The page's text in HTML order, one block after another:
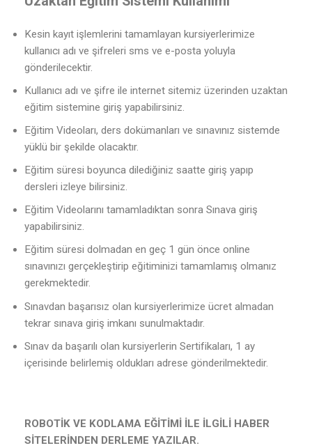
Kesin kayıt işlemlerini tamamlayan kursiyerlerimize
kullanıcı adı ve şifreleri sms ve e-posta yoluyla
gönderilecektir.
Kullanıcı adı ve şifre ile internet sitemiz üzerinden uzaktan
eğitim sistemine giriş yapabilirsiniz.
Eğitim Videoları, ders dokümanları ve sınavınız sistemde
yüklü bir şekilde olacaktır.
Eğitim süresi boyunca dilediğiniz saatte giriş yapıp
dersleri izleye bilirsiniz.
Eğitim Videolarını tamamladıktan sonra Sınava giriş
yapabilirsiniz.
Eğitim süresi dolmadan en geç 1 gün önce online
sınavınızı gerçekleştirip eğitiminizi tamamlamış olmanız
gerekmektedir.
Sınavdan başarısız olan kursiyerlerimize ücret almadan
tekrar sınava giriş imkanı sunulmaktadır.
Sınav da başarılı olan kursiyerlerin Sertifikaları, 1 ay
içerisinde belirlemiş oldukları adrese gönderilmektedir.
ROBOTİK VE KODLAMA EĞİTİMİ İLE İLGİLİ HABER
SİTELERİNDEN DERLEME YAZILAR.